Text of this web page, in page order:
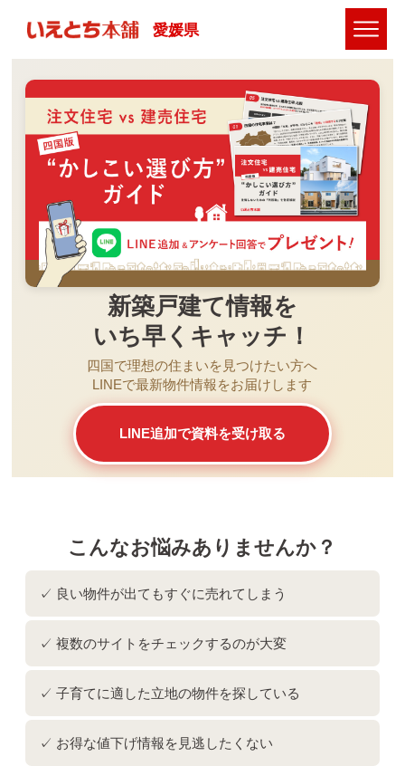
愛媛県
新築戸建て情報を
いち早くキャッチ！
四国で理想の住まいを見つけたい方へ
LINEで最新物件情報をお届けします
LINE追加で資料を受け取る
こんなお悩みありませんか？
✓ 良い物件が出てもすぐに売れてしまう
✓ 複数のサイトをチェックするのが大変
✓ 子育てに適した立地の物件を探している
✓ お得な値下げ情報を見逃したくない